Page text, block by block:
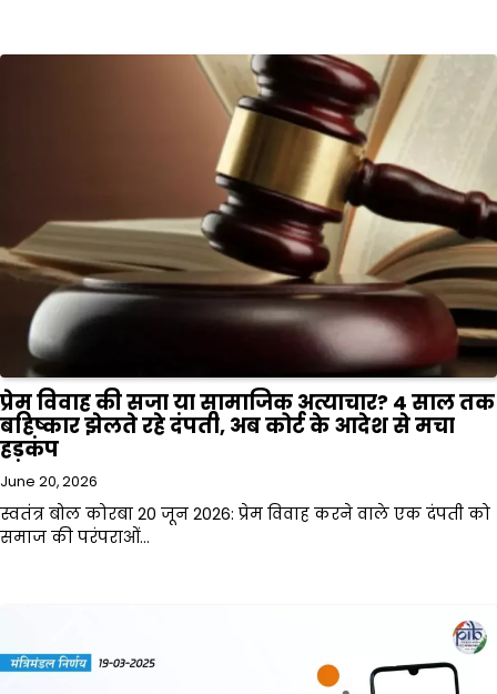
प्रेम विवाह की सजा या सामाजिक अत्याचार? 4 साल तक
बहिष्कार झेलते रहे दंपती, अब कोर्ट के आदेश से मचा
हड़कंप
June 20, 2026
स्वतंत्र बोल कोरबा 20 जून 2026: प्रेम विवाह करने वाले एक दंपती को
समाज की परंपराओं…